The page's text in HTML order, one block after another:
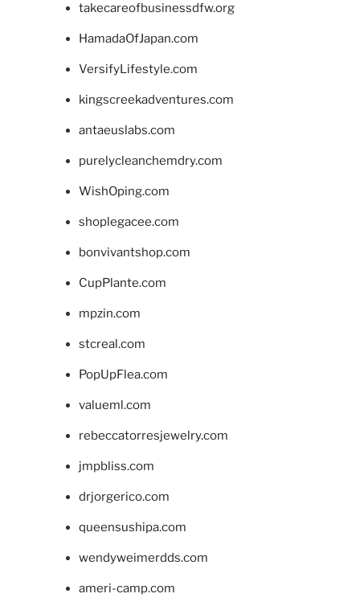
takecareofbusinessdfw.org
HamadaOfJapan.com
VersifyLifestyle.com
kingscreekadventures.com
antaeuslabs.com
purelycleanchemdry.com
WishOping.com
shoplegacee.com
bonvivantshop.com
CupPlante.com
mpzin.com
stcreal.com
PopUpFlea.com
valueml.com
rebeccatorresjewelry.com
jmpbliss.com
drjorgerico.com
queensushipa.com
wendyweimerdds.com
ameri-camp.com